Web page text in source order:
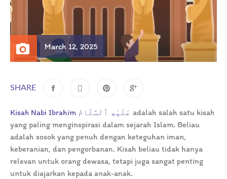
March 12, 2025
SHARE
Kisah Nabi Ibrahim عَلَيْهِ ٱلسَّلَامُ adalah salah satu kisah
yang paling menginspirasi dalam sejarah Islam. Beliau
adalah sosok yang penuh dengan keteguhan iman,
keberanian, dan pengorbanan. Kisah beliau tidak hanya
relevan untuk orang dewasa, tetapi juga sangat penting
untuk diajarkan kepada anak-anak.